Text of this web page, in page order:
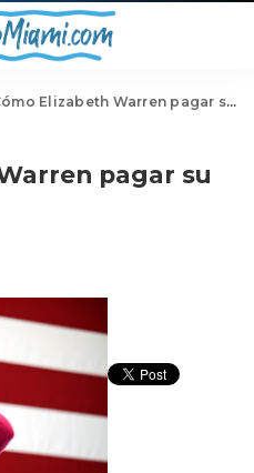
Elizabeth Warren pagar su póliza de salud?
pagar su